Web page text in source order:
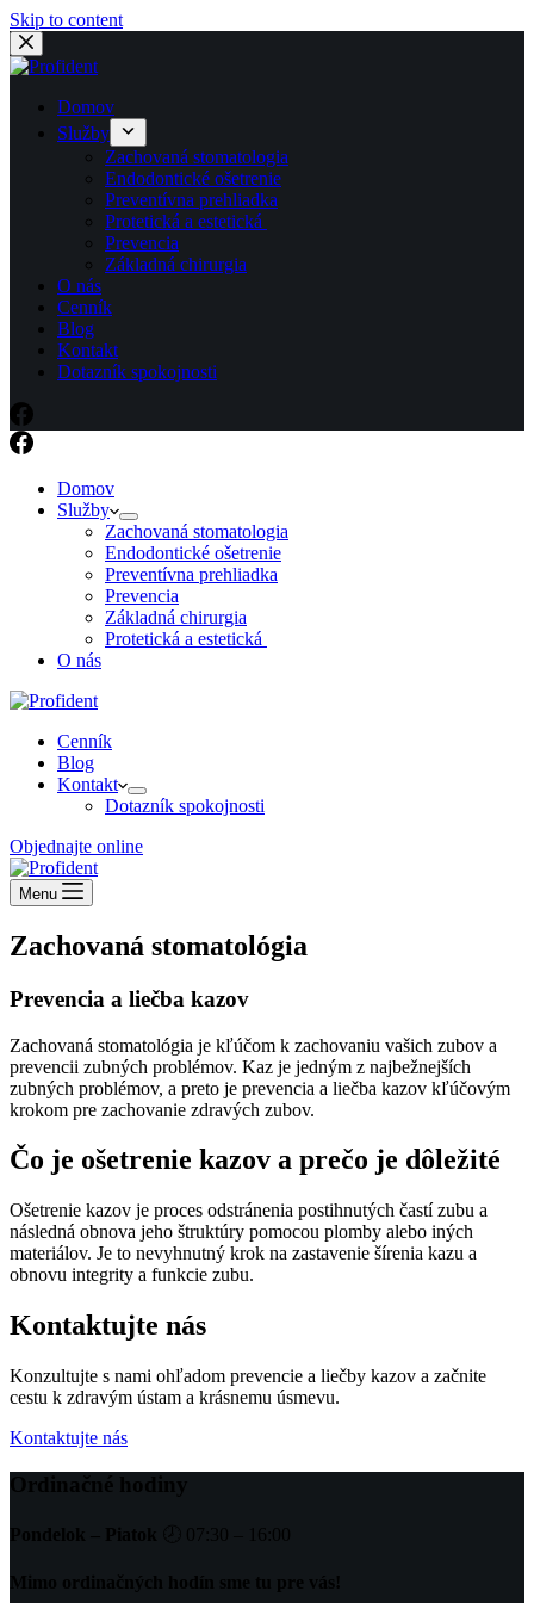
Skip to content
Domov
Služby
Zachovaná stomatologia​
Endodontické ošetrenie​
Preventívna prehliadka
Protetická a estetická ​
Prevencia
Základná chirurgia
O nás
Cenník
Blog
Kontakt
Dotazník spokojnosti
Domov
Služby
Zachovaná stomatologia​
Endodontické ošetrenie​
Preventívna prehliadka
Prevencia
Základná chirurgia
Protetická a estetická ​
O nás
Cenník
Blog
Kontakt
Dotazník spokojnosti
Objednajte online
Menu
Zachovaná stomatológia
Prevencia a liečba kazov
Zachovaná stomatológia je kľúčom k zachovaniu vašich zubov a
prevencii zubných problémov. Kaz je jedným z najbežnejších
zubných problémov, a preto je prevencia a liečba kazov kľúčovým
krokom pre zachovanie zdravých zubov.
Čo je ošetrenie kazov a prečo je dôležité
Ošetrenie kazov je proces odstránenia postihnutých častí zubu a
následná obnova jeho štruktúry pomocou plomby alebo iných
materiálov. Je to nevyhnutný krok na zastavenie šírenia kazu a
obnovu integrity a funkcie zubu.
Kontaktujte nás
Konzultujte s nami ohľadom prevencie a liečby kazov a začnite
cestu k zdravým ústam a krásnemu úsmevu.
Kontaktujte nás
Ordinačné hodiny
Pondelok – Piatok 🕗 07:30 – 16:00
Mimo ordinačných hodín sme tu pre vás!